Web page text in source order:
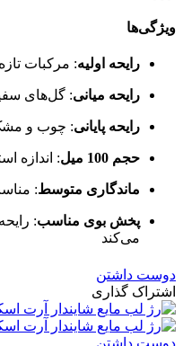
ویژگی‌ها
رایحه اولیه: مرکبات
رایحه میانی: گل‌های
رایحه پایانی: چوب و مشک
حجم 100 میل : اندازه
ماندگاری متوسط:
پخش بوی مناسب:
می‌کند
دوست داشتن
اشتراک گذاری
دوست داشتن